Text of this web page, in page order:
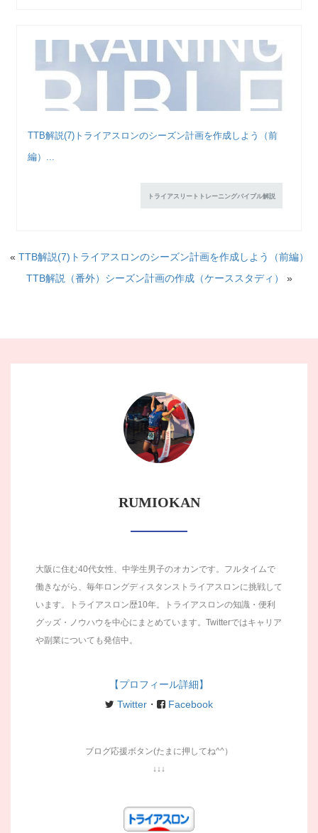
TTB解説(7)トライアスロンのシーズン計画を作成しよう（前
編）...
トライアスリートトレーニングバイブル解説
« TTB解説(7)トライアスロンのシーズン計画を作成しよう（前編）
TTB解説（番外）シーズン計画の作成（ケーススタディ）
»
RUMIOKAN
大阪に住む40代女性、中学生男子のオカンです。フルタイムで
働きながら、毎年ロングディスタンストライアスロンに挑戦して
います。トライアスロン歴10年。トライアスロンの知識・便利
グッズ・ノウハウを中心にまとめています。Twitterではキャリア
や副業についても発信中。
【プロフィール詳細】
Twitter ・ Facebook
ブログ応援ボタン(たまに押してね^^）
↓↓↓